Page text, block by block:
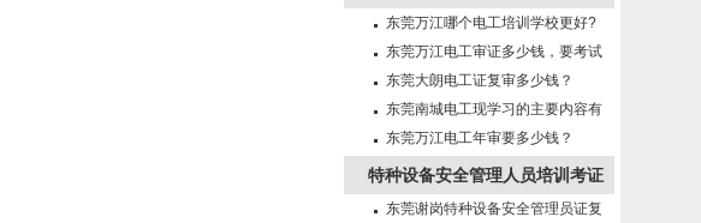
东莞万江哪个电工培训学校更好?
东莞万江电工审证多少钱，要考试
吗？
东莞大朗电工证复审多少钱？
东莞南城电工现学习的主要内容有
哪些?
东莞万江电工年审要多少钱？
特种设备安全管理人员培训考证
东莞谢岗特种设备安全管理员证复